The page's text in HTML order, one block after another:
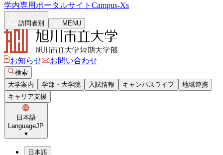
学内専用ポータルサイト Campus-Xs
訪問者別 MENU
お知らせ お問い合わせ
検索
大学案内
学部・大学院 入試情報 キャンパスライフ
地域連携
キャリア支援
日本語
LanguageJP
日本語